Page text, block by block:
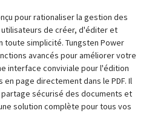
pour rationaliser la gestion des
de créer, d'éditer et
toute simplicité. Tungsten Power
avancés pour améliorer votre
interface conviviale pour l'édition
page directement dans le PDF. Il
sécurisé des documents et
solution complète pour tous vos